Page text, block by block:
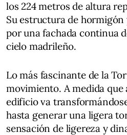
los 224 metros de altura
Su estructura de
por una fachada continua
cielo madrileño.
Lo más fascinante de la
movimiento. A medida que
edificio va
hasta generar una ligera
sensación de ligereza y